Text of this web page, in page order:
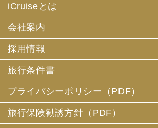
iCruiseとは
会社案内
採用情報
旅行条件書
プライバシーポリシー（PDF）
旅行保険勧誘方針（PDF）